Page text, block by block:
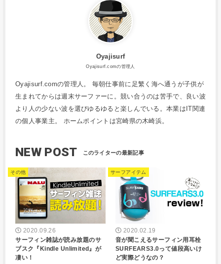
Oyajisurf
Oyajisurf.comの管理人
Oyajisurf.comの管理人。 毎朝仕事前に足繁く海へ通うが子供が
生まれてからは週末サーファーに。競い合うのは苦手で、良い波
より人の少ない波を選びゆるゆると楽しんでいる。本業はIT関連
の個人事業主。 ホームポイントは宮崎県の木崎浜。
NEW POST
その他
2020.09.26
サーフィン雑誌が読み放題のサ
ブスク『Kindle Unlimited』が
凄い！
サーフアイテム
2020.02.19
音が聞こえるサーフィン用耳栓
SURFEARS3.0って値段高いけ
ど実際どうなの？